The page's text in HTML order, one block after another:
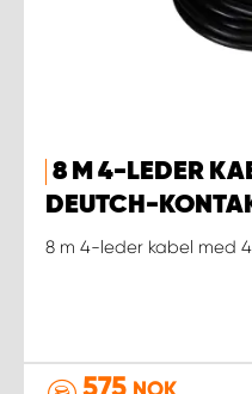
8 M 4-LEDER
DEUTCH-
8 m 4-leder kabel med
575